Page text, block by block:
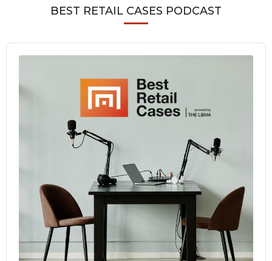
BEST RETAIL CASES PODCAST
Audio
Player